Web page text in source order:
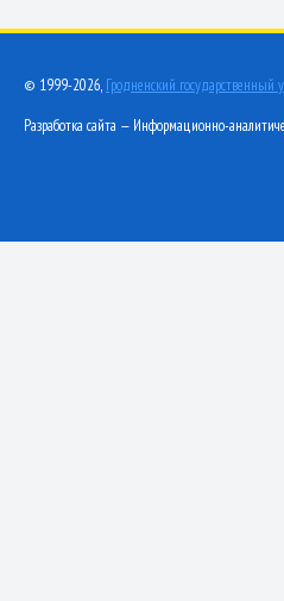
© 1999-2026, Гродненский
Разработка сайта — Информационно-